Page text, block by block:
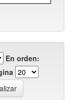
En orden: